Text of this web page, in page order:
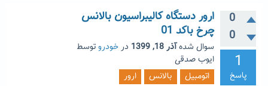
0
0
1
پاسخ
ارور دستگاه کالیبراسیون بالانس
چرخ باکد 01
سوال شدهآذر 18, 1399 درخودروتوسط
ایوب صدقی
اتومبیل
بالانس ارور